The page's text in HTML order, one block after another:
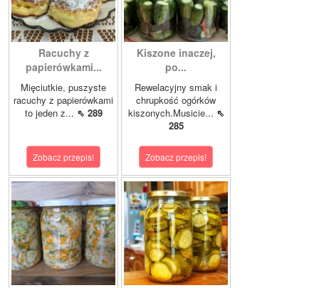
Racuchy z
papierówkami...
Mięciutkie, puszyste
racuchy z papierówkami
to jeden z... ⇖ 289
Zobacz przepis!
Kiszone inaczej,
po...
Rewelacyjny smak i
chrupkość ogórków
kiszonych.Musicie... ⇖
285
Zobacz przepis!